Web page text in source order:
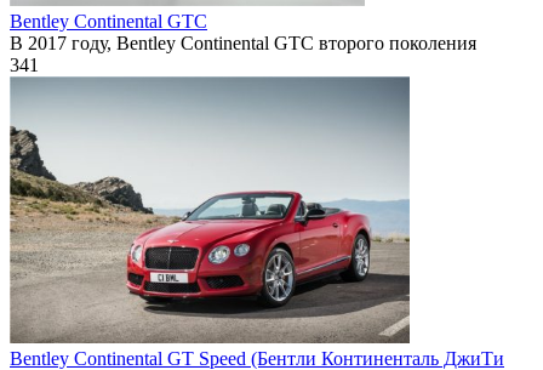
Bentley Continental GTC
В 2017 году, Bentley Continental GTC второго поколения
341
Bentley Continental GT Speed (Бентли Континенталь ДжиТи